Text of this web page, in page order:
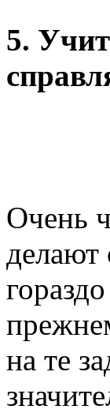
5.
Очень
делают
на те